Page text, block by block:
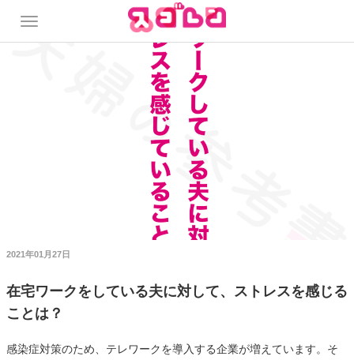
2021年01月27日
在宅ワークをしている夫に対して、ストレスを感じる
ことは？
感染症対策のため、テレワークを導入する企業が増えています。そ